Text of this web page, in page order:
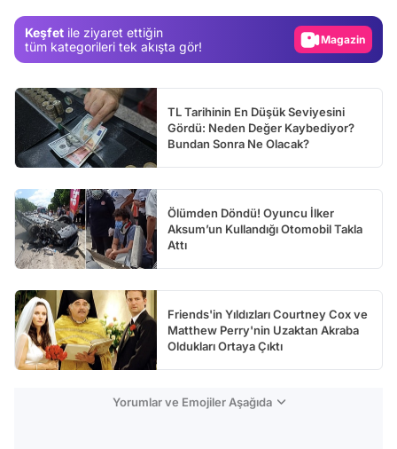
Keşfet ile ziyaret ettiğin
tüm kategorileri tek akışta gör!
Video
TL Tarihinin En Düşük Seviyesini
Gördü: Neden Değer Kaybediyor?
Bundan Sonra Ne Olacak?
Ölümden Döndü! Oyuncu İlker
Aksum’un Kullandığı Otomobil Takla
Attı
Friends'in Yıldızları Courtney Cox ve
Matthew Perry'nin Uzaktan Akraba
Oldukları Ortaya Çıktı
Yorumlar ve Emojiler Aşağıda